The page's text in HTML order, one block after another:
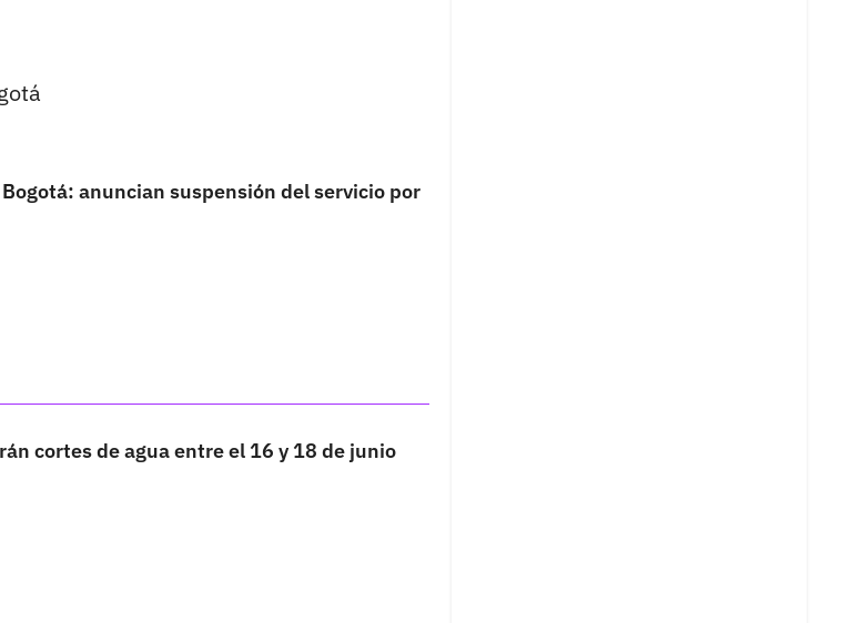
anuncian suspensión del servicio por
cortes de agua entre el 16 y 18 de junio